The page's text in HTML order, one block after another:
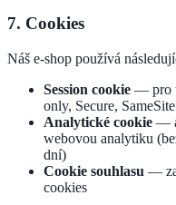
7. Cookies
Náš e-shop používá
Session cookie — pro
only, Secure,
Analytické cookie —
webovou analytiku
dní)
Cookie souhlasu —
cookies